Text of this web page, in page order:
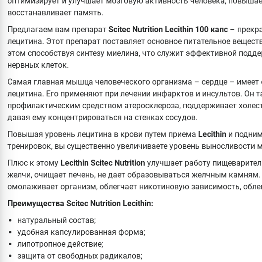
восстанавливает память.
Предлагаем вам препарат Scitec Nutrition Lecithin 100 капс –
лецитина. Этот препарат поставляет основное питательное
этом способствуя синтезу миелина, что служит эффективной
нервных клеток.
Самая главная мышца человеческого организма – сердце –
лецитина. Его применяют при лечении инфарктов и инсультов. Он
профилактическим средством атеросклероза, поддерживает
давая ему концентрироваться на стенках сосудов.
Повышая уровень лецитина в крови путем приема Lecithin и
тренировок, вы существенно увеличиваете уровень выносливости
Плюс к этому Lecithin Scitec Nutrition улучшает работу
желчи, очищает печень, не дает образовываться желчным
омолаживает организм, облегчает никотиновую зависимость,
Преимущества Scitec Nutrition Lecithin:
натуральный состав;
удобная капсулированная форма;
липотропное действие;
защита от свободных радикалов;